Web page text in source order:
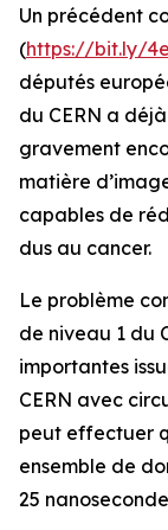
Un précédent
(https://bit.ly/
députés
du CERN a
gravement
matière
capables de
dus au cancer.
Le problème
de niveau 1 du
importantes
CERN avec
peut effectuer
ensemble de
25